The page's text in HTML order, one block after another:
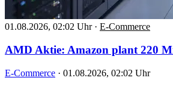
01.08.2026, 02:02 Uhr · E-Commerce
AMD Aktie: Amazon plant 220
E-Commerce · 01.08.2026, 02:02 Uhr